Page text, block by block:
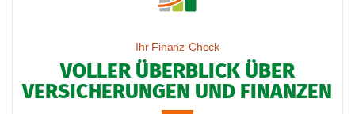
Ihr Finanz-Check
VOLLER ÜBERBLICK ÜBER
VERSICHERUNGEN UND FINANZEN